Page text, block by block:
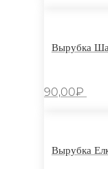
Вырубка
90,00₽
Вырубка